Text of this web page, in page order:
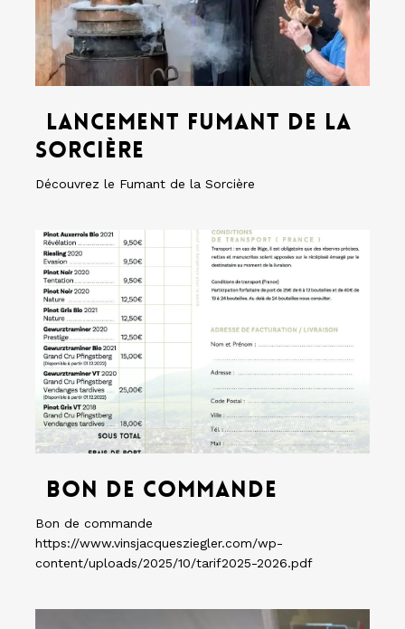
Fumant
de
la
Sorcière
Lancement Fumant de la
Sorcière
Découvrez le Fumant de la Sorcière
Bon
de
commande
de
Bon de commande
Bon de commande
https://www.vinsjacquesziegler.com/wp-
content/uploads/2025/10/tarif2025-2026.pdf